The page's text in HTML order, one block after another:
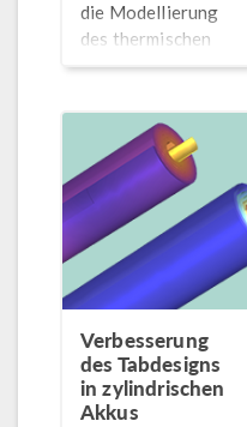
die Modellierung
des thermischen
Durchgehens
Probleme
verhindern, bevor
sie entstehen.
Verbesserung
des Tabdesigns
in zylindrischen
Akkus